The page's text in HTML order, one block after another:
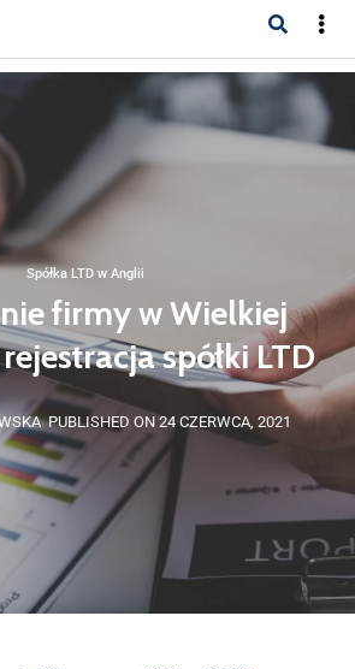
Spółka LTD w Anglii
firmy w Wielkiej
spółki LTD
PUBLISHED ON 24 CZERWCA, 2021